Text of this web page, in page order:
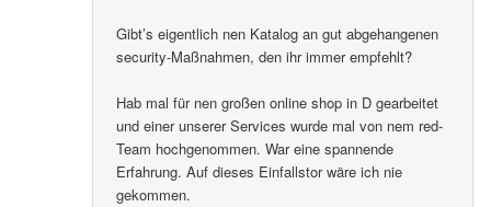
Gibt’s eigentlich nen Katalog an gut abgehangenen
security-Maßnahmen, den ihr immer empfehlt?
Hab mal für nen großen online shop in D gearbeitet
und einer unserer Services wurde mal von nem red-
Team hochgenommen. War eine spannende
Erfahrung. Auf dieses Einfallstor wäre ich nie
gekommen.